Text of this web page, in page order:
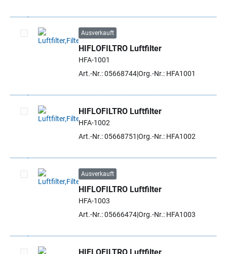
Artikel auswählen
Ausverkauft
HIFLOFILTRO Luftfilter
HFA-1001
Art.-Nr.: 05668744Org.-Nr.: HFA1001
Artikel auswählen
HIFLOFILTRO Luftfilter
HFA-1002
Art.-Nr.: 05668751 Org.-Nr.: HFA1002
Artikel auswählen
Ausverkauft
HIFLOFILTRO Luftfilter
HFA-1003
Art.-Nr.: 05666474Org.-Nr.: HFA1003